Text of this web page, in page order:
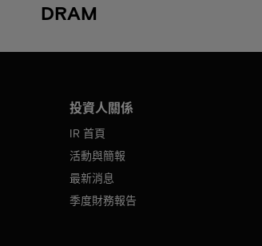
DRAM
投資人關係
IR 首頁
活動與簡報
最新消息
季度財務報告